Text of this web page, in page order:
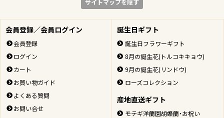
サイトマップを隠す
会員登録／会員ログイン
会員登録
ログイン
カート
お買い物ガイド
よくある質問
お問い合せ
誕生日ギフト
誕生日フラワーギフト
8月の誕生花(トルコキキョウ)
9月の誕生花(リンドウ)
ローズコレクション
産地直送ギフト
モテギ洋蘭園胡蝶蘭・お祝い